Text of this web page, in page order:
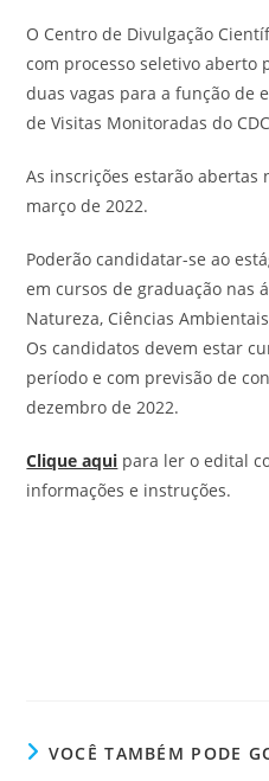
O Centro de Divulgação
com processo seletivo aberto
duas vagas para a função de
de Visitas Monitoradas do
As inscrições estarão abertas
março de 2022.
Poderão candidatar-se ao
em cursos de graduação nas
Natureza, Ciências
Os candidatos devem estar
período e com previsão de
dezembro de 2022.
Clique aqui para ler o edital
informações e instruções.
VOCÊ TAMBÉM PODE